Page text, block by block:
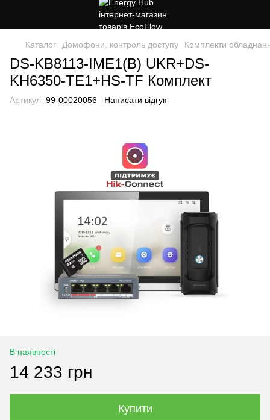
Каталог Домофони, контроль доступу Комплекти
DS-KB8113-IME1(B) UKR+DS-
KH6350-TE1+HS-TF Комплект
Артикул: 99-00020056 Написати відгук
В наявності
14 233 грн
Купити